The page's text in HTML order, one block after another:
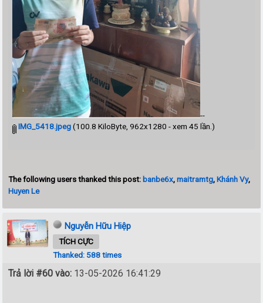
--
IMG_5418.jpeg(100.8 KiloByte, 962x1280 - xem 45 lần.)
The following users thanked this post: banbe6x,maitramtg,Khánh Vy,
Huyen Le
Nguyễn Hữu Hiệp
TÍCH CỰC
Thanked: 588 times
Trả lời #60 vào: 13-05-2026 16:41:29